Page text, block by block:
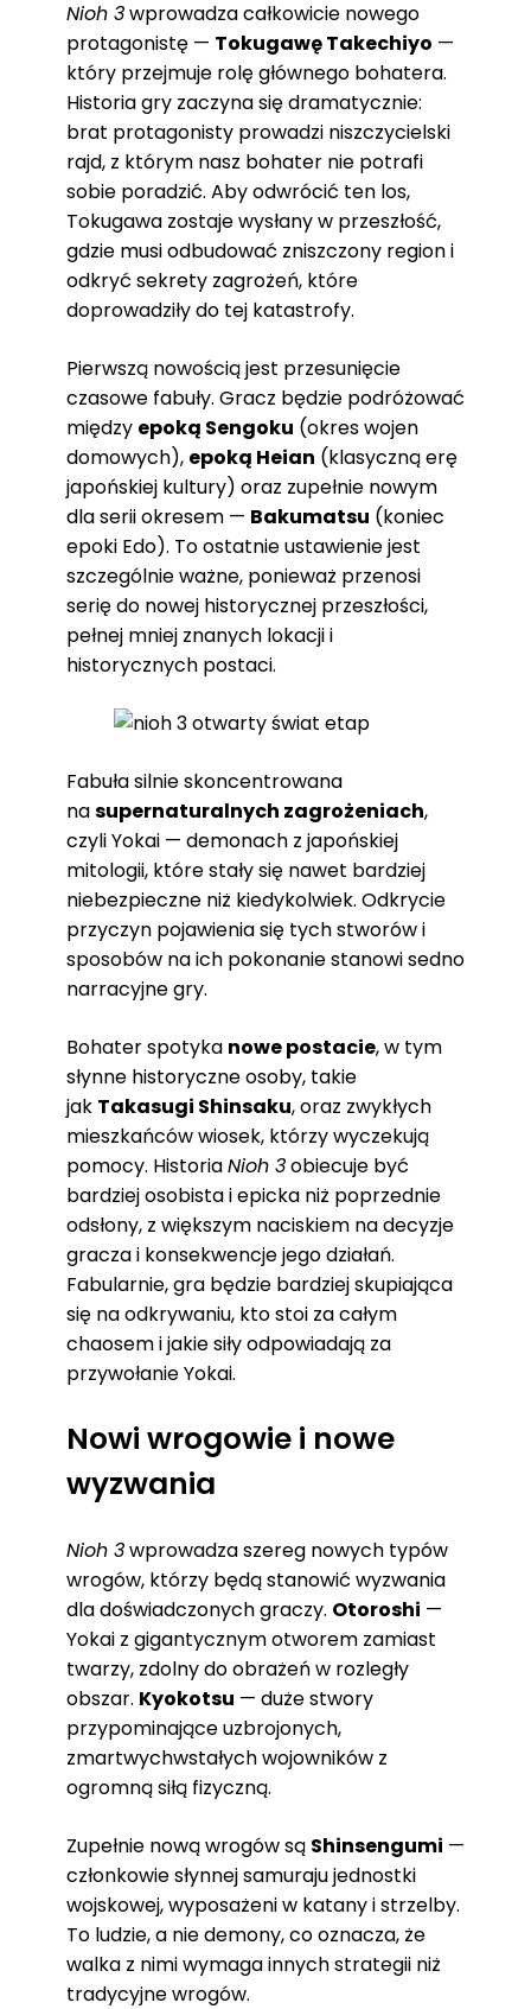
Nioh 3wprowadza całkowicie nowego
protagonistę — Tokugawę Takechiyo —
który przejmuje rolę głównego bohatera.
Historia gry zaczyna się dramatycznie:
brat protagonisty prowadzi niszczycielski
rajd, z którym nasz bohater nie potrafi
sobie poradzić. Aby odwrócić ten los,
Tokugawa zostaje wysłany w przeszłość,
gdzie musi odbudować zniszczony region i
odkryć sekrety zagrożeń, które
doprowadziły do tej katastrofy.
Pierwszą nowością jest przesunięcie
czasowe fabuły. Gracz będzie podróżować
między epoką Sengoku (okres wojen
domowych), epoką Heian (klasyczną erę
japońskiej kultury) oraz zupełnie nowym
dla serii okresem — Bakumatsu (koniec
epoki Edo). To ostatnie ustawienie jest
szczególnie ważne, ponieważ przenosi
serię do nowej historycznej przeszłości,
pełnej mniej znanych lokacji i
historycznych postaci.
Fabuła silnie skoncentrowana
nasupernaturalnych zagrożeniach,
czyli Yokai — demonach z japońskiej
mitologii, które stały się nawet bardziej
niebezpieczne niż kiedykolwiek. Odkrycie
przyczyn pojawienia się tych stworów i
sposobów na ich pokonanie stanowi sedno
narracyjne gry.
Bohater spotyka nowe postacie, w tym
słynne historyczne osoby, takie
jak Takasugi Shinsaku, oraz zwykłych
mieszkańców wiosek, którzy wyczekują
pomocy. HistoriaNioh 3obiecuje być
bardziej osobista i epicka niż poprzednie
odsłony, z większym naciskiem na decyzje
gracza i konsekwencje jego działań.
Fabularnie, gra będzie bardziej skupiająca
się na odkrywaniu, kto stoi za całym
chaosem i jakie siły odpowiadają za
przywołanie Yokai.
Nowi wrogowie i nowe
wyzwania
Nioh 3wprowadza szereg nowych typów
wrogów, którzy będą stanowić wyzwania
dla doświadczonych graczy. Otoroshi —
Yokai z gigantycznym otworem zamiast
twarzy, zdolny do obrażeń w rozległy
obszar. Kyokotsu — duże stwory
przypominające uzbrojonych,
zmartwychwstałych wojowników z
ogromną siłą fizyczną.
Zupełnie nową wrogów są Shinsengumi —
członkowie słynnej samuraju jednostki
wojskowej, wyposażeni w katany i strzelby.
To ludzie, a nie demony, co oznacza, że
walka z nimi wymaga innych strategii niż
tradycyjne wrogów.